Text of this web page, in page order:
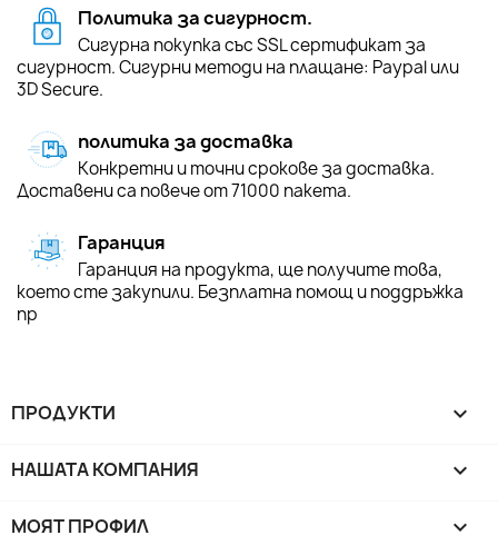
Политика за сигурност.
Сигурна покупка със SSL сертификат за
сигурност. Сигурни методи на плащане: Paypal или
3D Secure.
политика за доставка
Конкретни и точни срокове за доставка.
Доставени са повече от 71000 пакета.
Гаранция
Гаранция на продукта, ще получите това,
което сте закупили. Безплатна помощ и поддръжка
пр
ПРОДУКТИ 
НАШАТА КОМПАНИЯ 
МОЯТ ПРОФИЛ 